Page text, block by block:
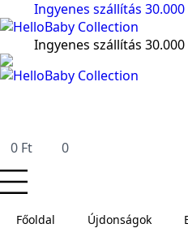
Ingyenes szállítás
Ingyenes szállítás
0 Ft 0
Főoldal Újdonságok